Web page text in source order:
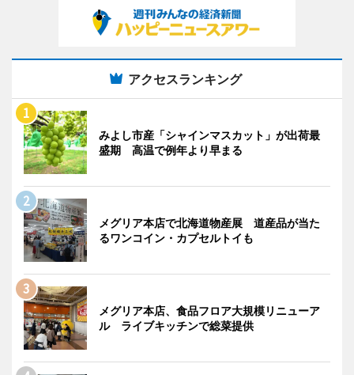
アクセスランキング
みよし市産「シャインマスカット」が出荷最
盛期 高温で例年より早まる
メグリア本店で北海道物産展 道産品が当た
るワンコイン・カプセルトイも
メグリア本店、食品フロア大規模リニューア
ル ライブキッチンで総菜提供